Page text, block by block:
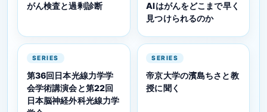
がん検査と過剰診断
AIはがんをどこまで早く
見つけられるのか
SERIES
第36回日本光線力学学
会学術講演会と第22回
日本脳神経外科光線力学
SERIES
帝京大学の濱島ちさと教
授に聞く